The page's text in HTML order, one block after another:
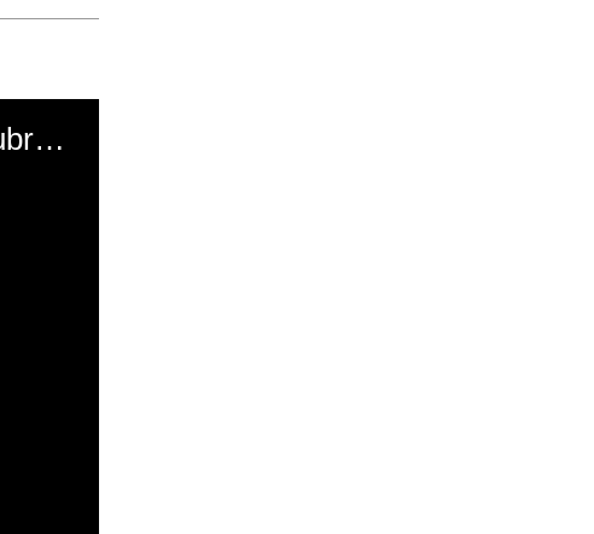
El mal momento de Yanina Gasañol con un hincha argentino en "Subrayado"